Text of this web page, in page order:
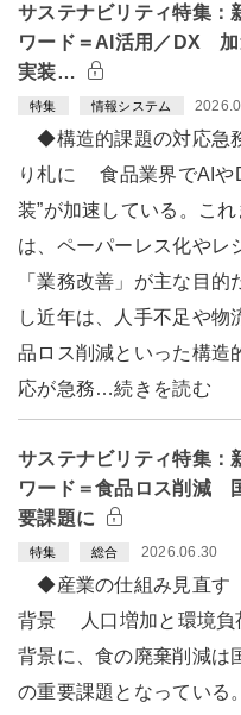
サステナビリティ特集：
ワード＝AI活用／DX 加
実装…
特集 情報システム
◆構造的課題の対応急
り札に 食品業界でAIや
装”が加速している。こ
は、ペーパーレス化やレ
「業務改善」が主な目的
し近年は、人手不足や物
品ロス削減といった構造
応が急務…続きを読む
サステナビリティ特集：
ワード＝食品ロス削減
要課題に
特集 総合 2026.06.30
◆産業の仕組み見直す
背景 人口増加と環境負
背景に、食の廃棄削減は
の重要課題となっている